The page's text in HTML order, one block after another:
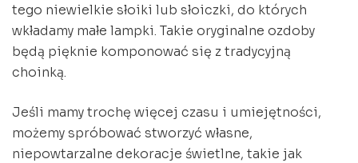
tego niewielkie słoiki lub słoiczki, do których
wkładamy małe lampki. Takie oryginalne ozdoby
będą pięknie komponować się z tradycyjną
choinką.
Jeśli mamy trochę więcej czasu i umiejętności,
możemy spróbować stworzyć własne,
niepowtarzalne dekoracje świetlne, takie jak